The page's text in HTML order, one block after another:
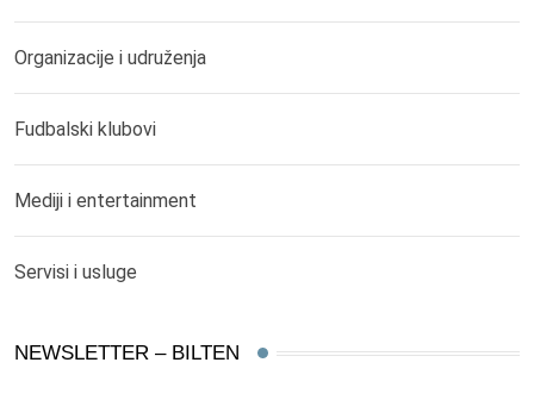
Organizacije i udruženja
Fudbalski klubovi
Mediji i entertainment
Servisi i usluge
NEWSLETTER – BILTEN